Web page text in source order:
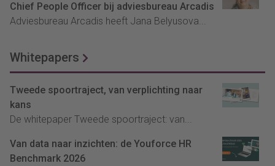
Chief People Officer bij adviesbureau Arcadis
Adviesbureau Arcadis heeft Jana Belyusova...
Whitepapers
Tweede spoortraject, van verplichting naar
kans
De whitepaper Tweede spoortraject: van...
Van data naar inzichten: de Youforce HR
Benchmark 2026